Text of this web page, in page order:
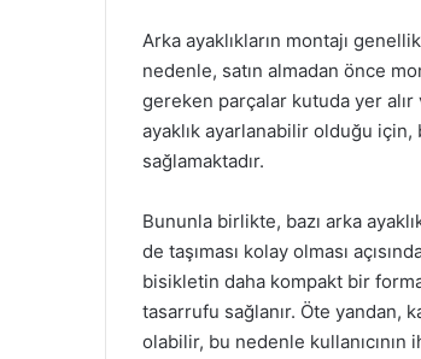
Arka ayaklıkların montajı
nedenle, satın almadan önce
gereken parçalar kutuda yer
ayaklık ayarlanabilir olduğu
sağlamaktadır.
Bununla birlikte, bazı arka
de taşıması kolay olması
bisikletin daha kompakt bir
tasarrufu sağlanır. Öte yandan,
olabilir, bu nedenle